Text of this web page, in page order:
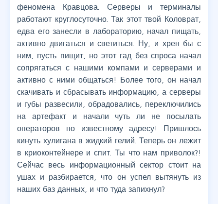
феномена Кравцова. Серверы и терминалы
работают круглосуточно. Так этот твой Коловрат,
едва его занесли в лабораторию, начал пищать,
активно двигаться и светиться. Ну, и хрен бы с
ним, пусть пищит, но этот гад без спроса начал
сопрягаться с нашими компами и серверами и
активно с ними общаться! Более того, он начал
скачивать и сбрасывать информацию, а серверы
и губы развесили, обрадовались, переключились
на артефакт и начали чуть ли не посылать
операторов по известному адресу! Пришлось
кинуть хулигана в жидкий гелий. Теперь он лежит
в криоконтейнере и спит. Ты что нам приволок?!
Сейчас весь информационный сектор стоит на
ушах и разбирается, что он успел вытянуть из
наших баз данных, и что туда запихнул?